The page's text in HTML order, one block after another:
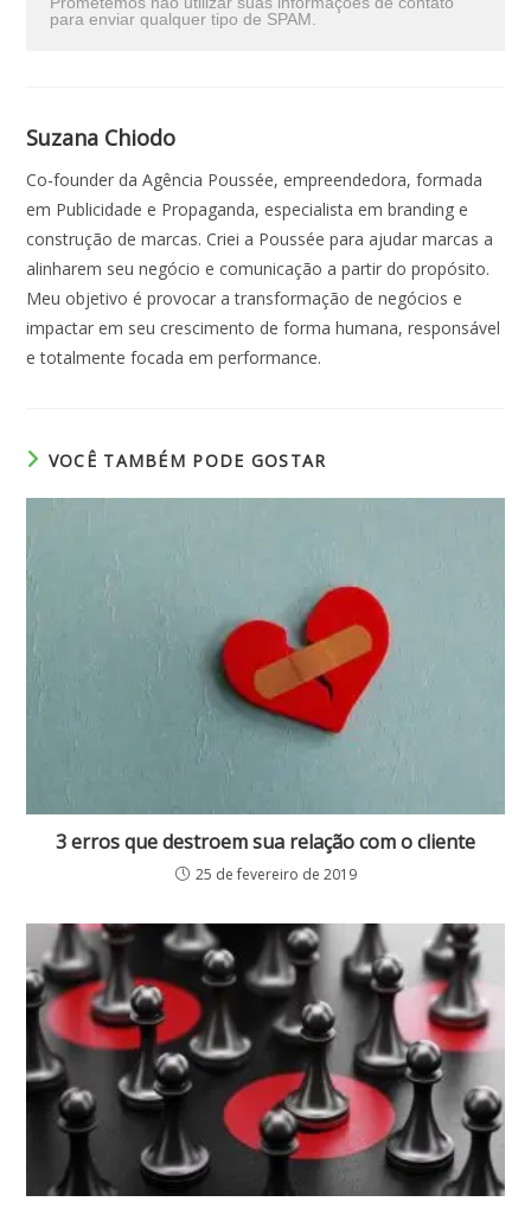
para enviar qualquer tipo de SPAM.
Suzana Chiodo
Co-founder da Agência Poussée, empreendedora, formada
em Publicidade e Propaganda, especialista em branding e
construção de marcas. Criei a Poussée para ajudar marcas a
alinharem seu negócio e comunicação a partir do propósito.
Meu objetivo é provocar a transformação de negócios e
impactar em seu crescimento de forma humana, responsável
e totalmente focada em performance.
VOCÊ TAMBÉM PODE GOSTAR
3 erros que destroem sua relação com o cliente
25 de fevereiro de 2019